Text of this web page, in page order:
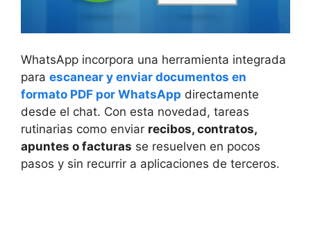
WhatsApp incorpora una herramienta integrada
para escanear y enviar documentos en
formato PDF por WhatsApp directamente
desde el chat. Con esta novedad, tareas
rutinarias como enviar recibos, contratos,
apuntes o facturas se resuelven en pocos
pasos y sin recurrir a aplicaciones de terceros.